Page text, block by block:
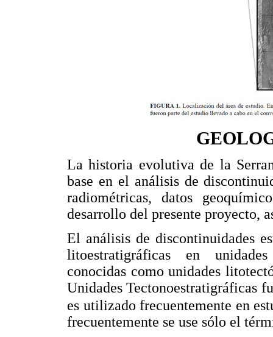
La historia evolutiva de la
base en el análisis de
radiométricas, datos
desarrollo del presente proyecto,
El análisis de discontinuidades
litoestratigráficas en
conocidas como unidades
Unidades Tectonoestratigráficas
es utilizado frecuentemente en
frecuentemente se use sólo el